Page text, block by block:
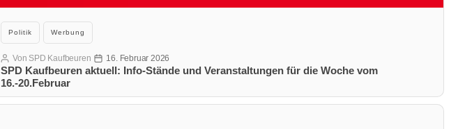
Kategorien
Politik Werbung
SPD Kaufbeuren aktuell: Info-Stände und Veranstaltungen für die Woche vom
16.-20.Februar
Beitragsautor
Von SPD Kaufbeuren Veröffentlichungsdatum
16. Februar 2026